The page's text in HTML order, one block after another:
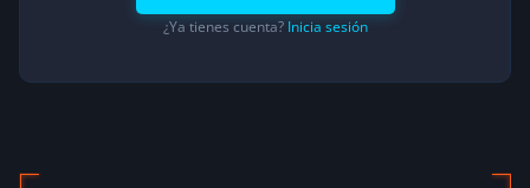
¿Ya tienes cuenta? Inicia sesión